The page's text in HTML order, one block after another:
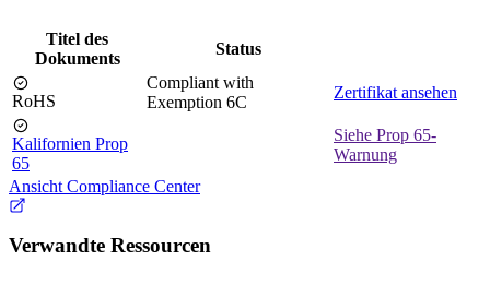
Titel des
Dokuments
Status
RoHS
Compliant with
Exemption 6C
Zertifikat ansehen
Kalifornien Prop
65
Siehe Prop 65-
Warnung
Ansicht Compliance Center
Verwandte Ressourcen